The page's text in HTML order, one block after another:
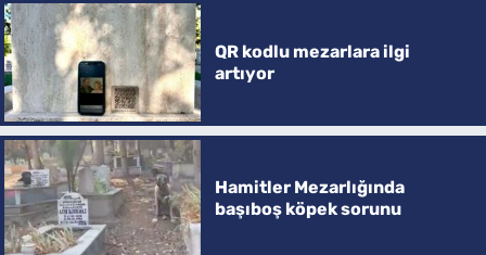
QR kodlu mezarlara ilgi
artıyor
Hamitler Mezarlığında
başıboş köpek sorunu